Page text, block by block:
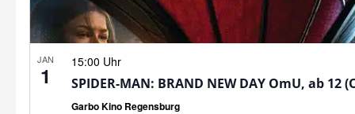
JAN
1
15:00 Uhr
SPIDER-MAN: BRAND NEW DAY OmU, ab 12
Garbo Kino Regensburg